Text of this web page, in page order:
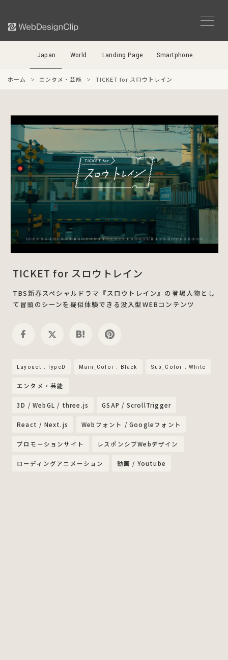
Japan World Landing Page Smartphone
ホーム エンタメ・芸能 TICKET for スロウトレイン
TICKET for スロウトレイン
TBS新春スペシャルドラマ『スロウトレイン』の登場人物とし
て冒頭のシーンを疑似体験できる没入型WEBコンテンツ
Layouot : TypeD Main_Color : Black Sub_Color : White
エンタメ・芸能
3D / WebGL / three.js GSAP / ScrollTrigger
React / Next.js Webフォント / Googleフォント
プロモーションサイト レスポンシブWebデザイン
ローディングアニメーション 動画 / Youtube